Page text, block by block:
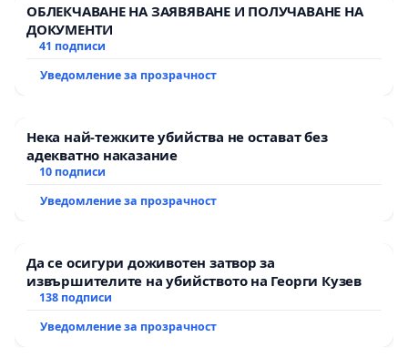
ОБЛЕКЧАВАНЕ НА ЗАЯВЯВАНЕ И ПОЛУЧАВАНЕ НА
ДОКУМЕНТИ
41 подписи
Уведомление за прозрачност
Нека най-тежките убийства не остават без
адекватно наказание
10 подписи
Уведомление за прозрачност
Да се осигури доживотен затвор за
извършителите на убийството на Георги Кузев
138 подписи
Уведомление за прозрачност